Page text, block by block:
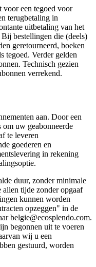
voor een tegoed voor
terugbetaling in
uitbetaling van het
bestellingen die (deels)
geretourneerd, boeken
tegoed. Verder gelden
Technisch gezien
verrekend.
aan. Door een
om uw geabonneerde
te leveren
goederen en
in rekening
duur, zonder minimale
tijde zonder opgaaf
kunnen worden
opzeggen" in de
belgie@ecosplendo.com.
begonnen uit te voeren
wij u een
gestuurd, worden